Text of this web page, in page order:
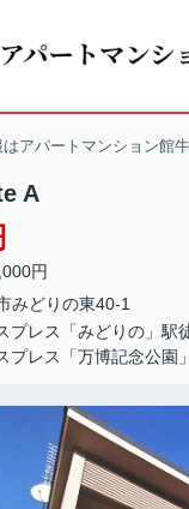
アパートマンション館
A
円
みどりの東40-1
プレス「みどりの」駅
プレス「万博記念公園